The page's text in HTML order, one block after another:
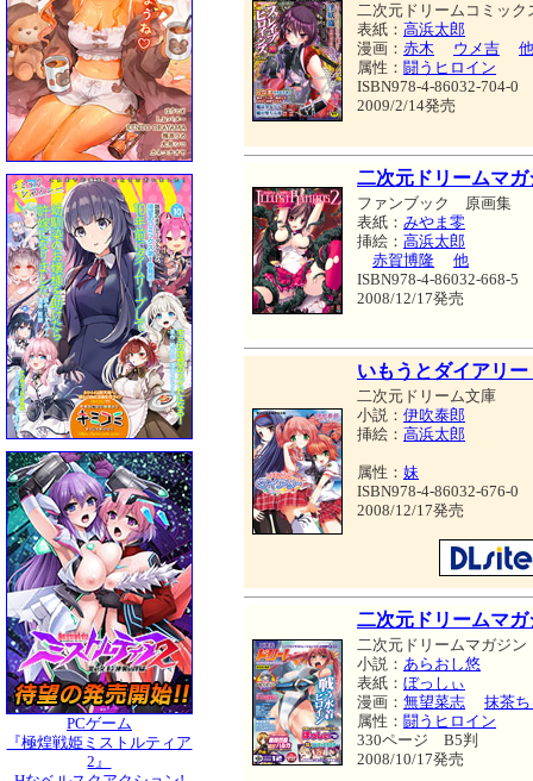
PCゲーム
『極煌戦姫ミストルティア
2』
二次元ドリームコミック
表紙： 高浜太郎
漫画： 赤木 ウメ吉
他
属性： 闘うヒロイン
ISBN978-4-86032-704-0
2009/2/14発売
二次元ドリームマ
ファンブック 原画集
表紙： みやま零
挿絵： 高浜太郎
赤賀博隆
他
ISBN978-4-86032-668-5
2008/12/17発売
いもうとダイアリ
二次元ドリーム文庫
小説： 伊吹泰郎
挿絵： 高浜太郎
属性： 妹
ISBN978-4-86032-676-0
2008/12/17発売
二次元ドリームマガ
二次元ドリームマガジン
小説： あらおし悠
表紙： ぼっしぃ
漫画： 無望菜志
抹茶
属性： 闘うヒロイン
330ページ B5判
2008/10/17発売